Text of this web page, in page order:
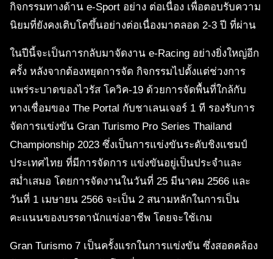
กิจกรรมทางด้าน e-Sport อย่าง ต่อเนื่อง เพื่อตอบรับความ
นิยมที่ยังคงเติบโตขึ้นอย่างต่อเนื่องมาตลอด 2-3 ปี ที่ผ่าน
ในปีนี้จะเป็นการกลับมาจัดงาน e-Racing อย่างยิ่งใหญ่อีก
ครั้ง หลังจากต้องหยุดการจัด กิจกรรมไปตั้งแต่ช่วงการ
แพร่ระบาดของไวรัส โควิค-19 ด้วยการจัดพื้นที่ใกล้กับ
ทางเชื่อมของ The Portal กับชาเลนเจอร์ 1 ที รองรับการ
จัดการแข่งขัน Gran Turismo Pro Series Thailand
Championship 2023 ซึ่งเป็นการแข่งขันระดับชิงแชมป์
ประเทศไทย ที่มีการจัดการ แข่งขันอยู่เป็นประจำและ
สม่ำเสมอ โดยการจัดงานในวันที่ 25 มีนาคม 2566 และ
วันที่ 1 เมษายน 2566 จะเป็น 2 สนามหลักในการเป็น
คะแนนของบรรดานักแข่งอาชีพ โดยจะใช้เกม
Gran Turismo 7 เป็นครั้งแรกในการแข่งขัน ซึ่งสอดคล้อง